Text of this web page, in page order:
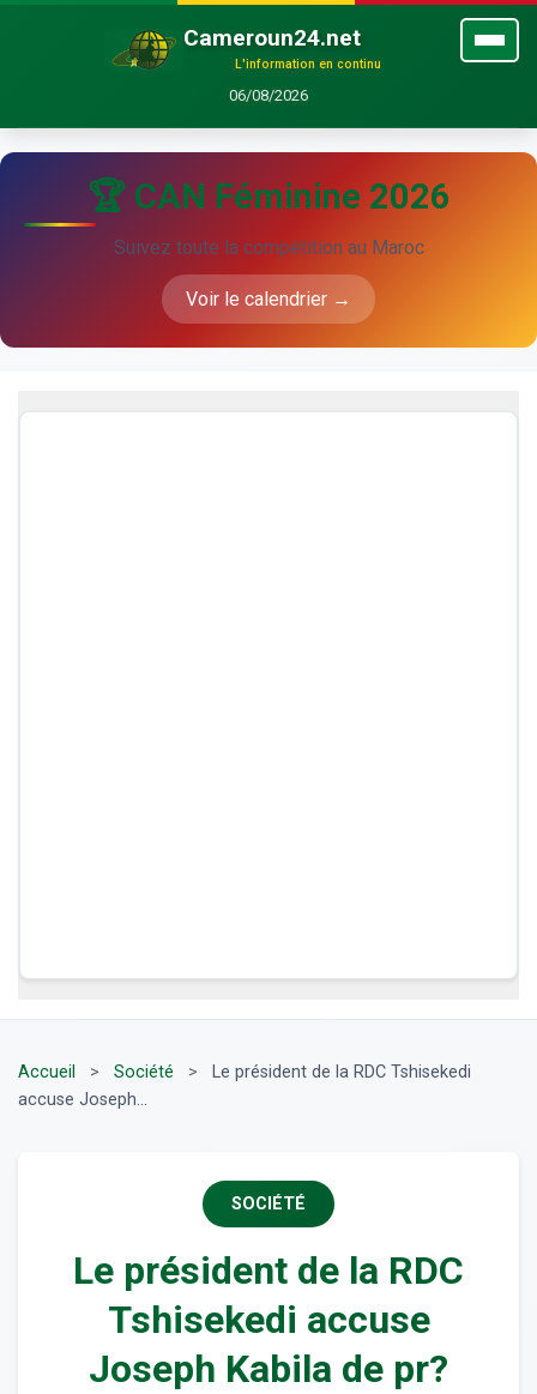
Cameroun24.net
L'information en continu
06/08/2026
🏆 CAN Féminine 2026
Suivez toute la compétition au Maroc
Voir le calendrier →
Accueil > Société >
Le président de la RDC Tshisekedi
accuse Joseph...
SOCIÉTÉ
Le président de la RDC
Tshisekedi accuse
Joseph Kabila de pr?